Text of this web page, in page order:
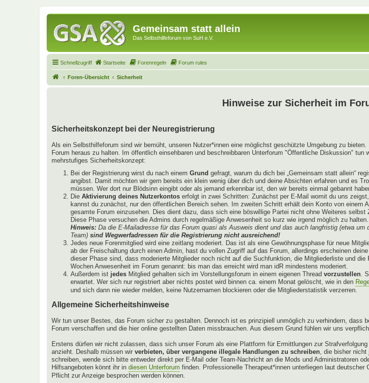
Gemeinsam statt allein
Das Selbsthilfeforum von SuH e.V.
Schnellzugriff Startseite Forenregeln Forum rules
Foren-Übersicht Sicherheit
Hinweise zur Sicherheit im
Sicherheitskonzept bei der Neuregistrierung
Als ein Selbsthilfeforum sind wir bemüht, unseren Nutzer*innen eine möglichst geschützte Umgebung zu
Forum heraus zu halten. Im öffentlich einsehbaren und beschreibbaren Unterforum "Öffentliche Diskussion"
mehrstufiges Sicherheitskonzept:
Bei der Registrierung wirst du nach einem Grund gefragt, warum du dich bei „Gemeinsam statt allein“
angibst. Damit möchten wir gern bereits ein klein wenig über dich und deine Absichten erfahren und es
müssen. Wer dort nur Blödsinn eingibt oder als jemand erkennbar ist, den wir bereits einmal gebannt
Die Aktivierung deines Nutzerkontos erfolgt in zwei Schritten: Zunächst per E-Mail womit du uns
kannst du zunächst, nur den öffentlichen Bereich sehen. Im zweiten Schritt erhält dein Konto von einem
gesamte Forum einzusehen. Dies dient dazu, dass sich eine böswillige Partei nicht ohne Weiteres
Diese Phase versuchen die Admins durch regelmäßige Anwesenheit so kurz wie irgend möglich zu halten.
Hinweis: Da die E-Mailadresse für das Forum quasi als Ausweis dient und das auch langfristig (etwa
Team) sind Wegwerfadressen für die Registrierung nicht ausreichend!
Jedes neue Forenmitglied wird eine zeitlang moderiert. Das ist als eine Gewöhnungsphase für neue
ab der Freischaltung durch einen Admin, hast du vollen Zugriff auf das Forum, allerdings erscheinen
dieser Phase sind, dass moderierte Mitglieder noch nicht auf die Suchfunktion, die Mitgliederliste und
Wochen Anwesenheit im Forum genannt: bis man das erreicht wird man idR mindestens moderiert.
Außerdem ist jedes Mitglied gehalten sich im Vorstellungsforum in einem eigenen Thread vorzustellen .
erwartet. Wer sich nur registriert aber nichts postet wird binnen ca. einem Monat gelöscht, wie in den
und sich dann nie wieder melden, keine Nutzernamen blockieren oder die Mitgliederstatistik verzerren.
Allgemeine Sicherheitshinweise
Wir tun unser Bestes, das Forum sicher zu gestalten. Dennoch ist es prinzipiell unmöglich zu verhindern, dass
Forum verschaffen und die hier online gestellten Daten missbrauchen. Aus diesem Grund fühlen wir uns
Erstens dürfen wir nicht zulassen, dass sich unser Forum als eine Plattform für Ermittlungen zur
anzieht. Deshalb müssen wir verbieten, über vergangene illegale Handlungen zu schreiben , die bisher
schreiben, wende sich bitte entweder direkt per E-Mail oder Team-Nachricht an die Mods und Administratoren
Hilfsangeboten könnt ihr in diesen Unterforum finden. Professionelle Therapeut*innen unterliegen laut
Pflicht zur Anzeige besprochen werden können.